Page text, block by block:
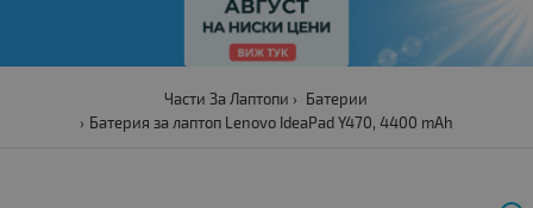
Части За Лаптопи
Батерии
Батерия за лаптоп Lenovo IdeaPad Y470, 4400 mAh